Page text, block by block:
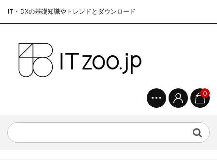
IT・DXの基礎知識やトレンドとダウンロード
0